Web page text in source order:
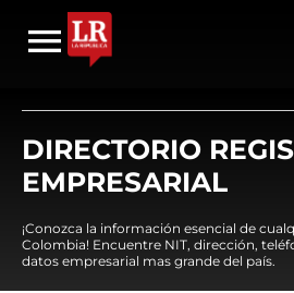
DIRECTORIO
EMPRESARIAL
¡Conozca la información esencial de
Colombia! Encuentre NIT, dirección,
datos empresarial mas grande del país.